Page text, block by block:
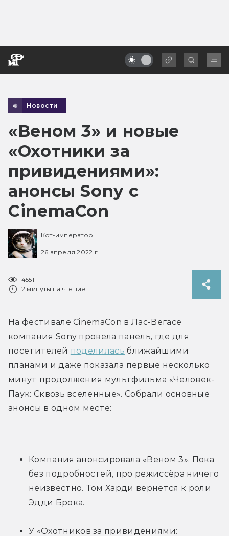
Новости
«Веном 3» и новые
«Охотники за
привидениями»:
анонсы Sony с
CinemaCon
Кот-император
26 апреля 2022 г.
4551
2 минуты на чтение
На фестивале CinemaCon в Лас-Вегасе
компания Sony провела панель, где для
посетителей поделилась ближайшими
планами и даже показала первые несколько
минут продолжения мультфильма «Человек-
Паук: Сквозь вселенные». Собрали основные
анонсы в одном месте:
Компания анонсировала «Веном 3». Пока
без подробностей, про режиссёра ничего
неизвестно. Том Харди вернётся к роли
Эдди Брока.
У «Охотников за привидениями: